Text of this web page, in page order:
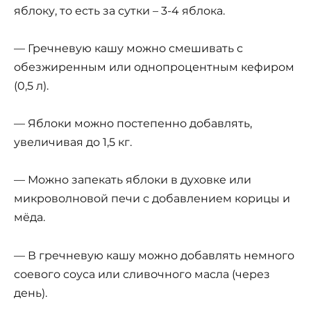
яблоку, то есть за сутки – 3-4 яблока.
— Гречневую кашу можно смешивать с
обезжиренным или однопроцентным кефиром
(0,5 л).
— Яблоки можно постепенно добавлять,
увеличивая до 1,5 кг.
— Можно запекать яблоки в духовке или
микроволновой печи с добавлением корицы и
мёда.
— В гречневую кашу можно добавлять немного
соевого соуса или сливочного масла (через
день).